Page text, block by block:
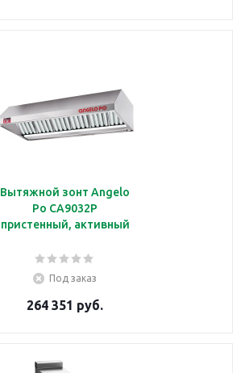
Вытяжной зонт Angelo
Po CA9032P
пристенный, активный
Под заказ
264 351 руб.